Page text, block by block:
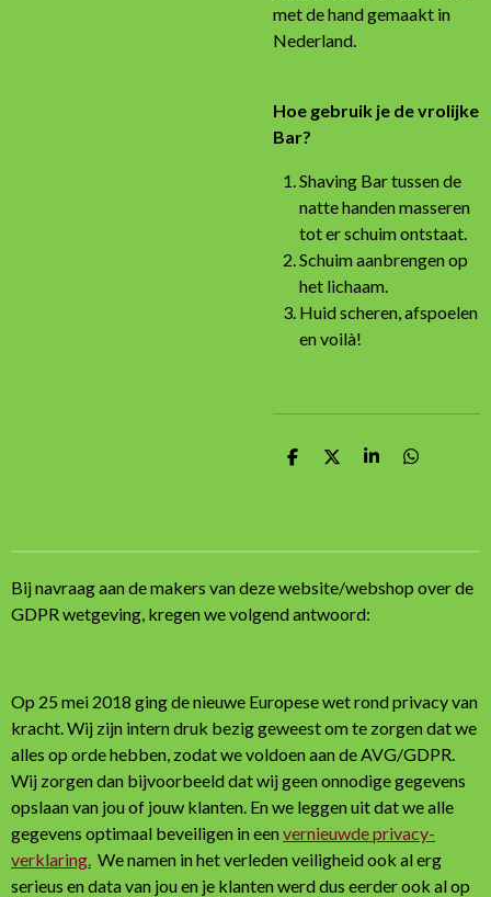
met de hand gemaakt in
Nederland.
Hoe gebruik je de vrolijke
Bar?
Shaving Bar tussen de
natte handen masseren
tot er schuim ontstaat.
Schuim aanbrengen op
het lichaam.
Huid scheren, afspoelen
en voilà!
D
D
S
D
Bij navraag aan de makers van deze website/webshop over de
GDPR wetgeving, kregen we volgend antwoord:
Op 25 mei 2018 ging de nieuwe Europese wet rond privacy van
kracht. Wij zijn intern druk bezig geweest om te zorgen dat we
alles op orde hebben, zodat we voldoen aan de AVG/GDPR.
Wij zorgen dan bijvoorbeeld dat wij geen onnodige gegevens
opslaan van jou of jouw klanten. En we leggen uit dat we alle
gegevens optimaal beveiligen in eenvernieuwde privacy-
verklaring. We namen in het verleden veiligheid ook al erg
serieus en data van jou en je klanten werd dus eerder ook al op